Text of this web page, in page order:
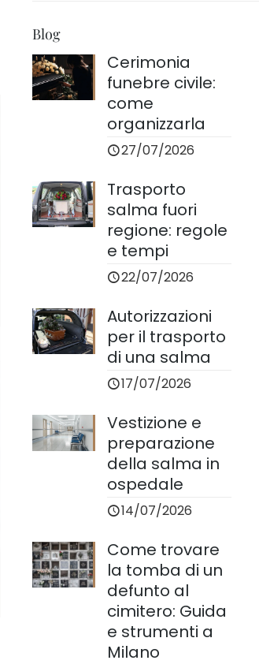
Blog
Cerimonia
funebre civile:
come
organizzarla
27/07/2026
Trasporto
salma fuori
regione: regole
e tempi
22/07/2026
Autorizzazioni
per il trasporto
di una salma
17/07/2026
Vestizione e
preparazione
della salma in
ospedale
14/07/2026
Come trovare
la tomba di un
defunto al
cimitero: Guida
e strumenti a
Milano